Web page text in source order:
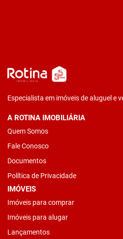
Especialista em imóveis de aluguel e
A ROTINA IMOBILIÁRIA
Quem Somos
Fale Conosco
Documentos
Política de Privacidade
IMÓVEIS
Imóveis para comprar
Imóveis para alugar
Lançamentos